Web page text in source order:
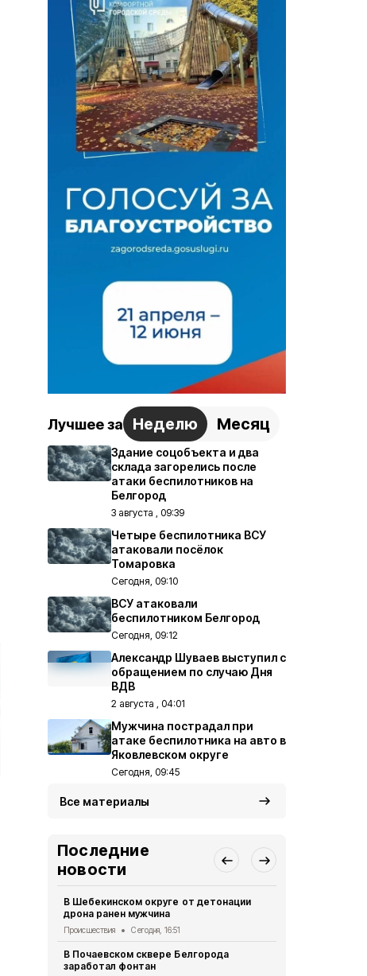
Лучшее за Неделю Месяц
Здание соцобъекта и два
склада загорелись после
атаки беспилотников на
Белгород
3 августа , 09:39
Четыре беспилотника ВСУ
атаковали посёлок
Томаровка
Сегодня, 09:10
ВСУ атаковали
беспилотником Белгород
Сегодня, 09:12
Александр Шуваев выступил с
обращением по случаю Дня
ВДВ
2 августа , 04:01
Мужчина пострадал при
атаке беспилотника на авто в
Яковлевском округе
Сегодня, 09:45
Все материалы
Последние
новости
В Шебекинском округе от детонации
дрона ранен мужчина
Происшествия Сегодня, 16:51
В Почаевском сквере Белгорода
заработал фонтан